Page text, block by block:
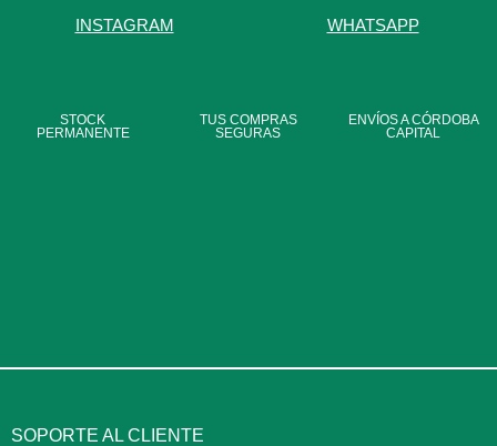
INSTAGRAM WHATSAPP
STOCK
PERMANENTE
TUS COMPRAS
SEGURAS
ENVÍOS A CÓRDOBA
CAPITAL
SOPORTE AL CLIENTE